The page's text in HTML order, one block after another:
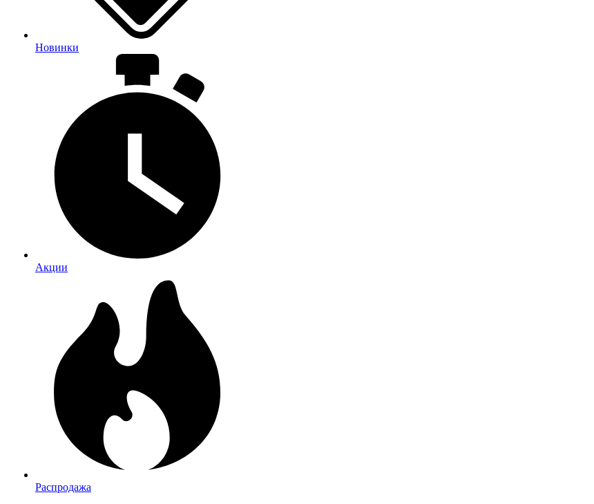
Новинки
Акции
Распродажа